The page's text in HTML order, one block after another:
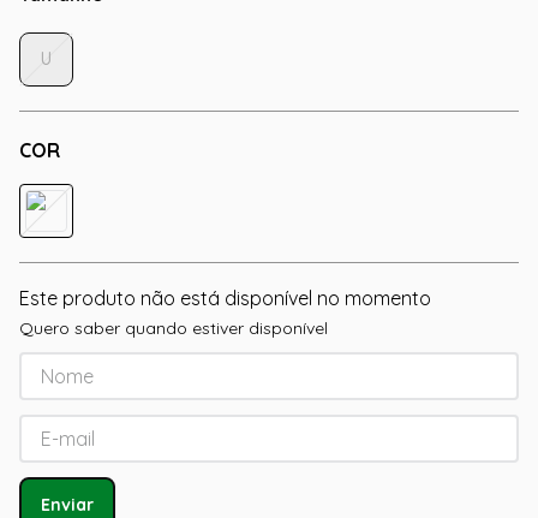
COR
U
Este produto não está disponível no momento
Quero saber quando estiver disponível
Enviar